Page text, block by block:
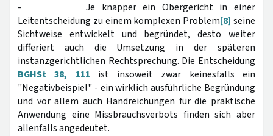
- Je knapper ein Obergericht in einer
Leitentscheidung zu einem komplexen Problem[8] seine
Sichtweise entwickelt und begründet, desto weiter
differiert auch die Umsetzung in der späteren
instanzgerichtlichen Rechtsprechung. Die Entscheidung
BGHSt 38, 111 ist insoweit zwar keinesfalls ein
"Negativbeispiel" - ein wirklich ausführliche Begründung
und vor allem auch Handreichungen für die praktische
Anwendung eine Missbrauchsverbots finden sich aber
allenfalls angedeutet.